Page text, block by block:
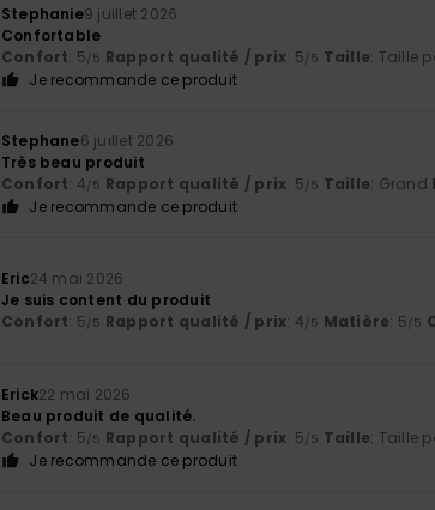
Stephanie9 juillet 2026
Confortable
Confort: 5/5 Rapport qualité / prix: 5/5 Taille: Taille
Je recommande ce produit
Stephane6 juillet 2026
Très beau produit
Confort: 4/5 Rapport qualité / prix: 5/5 Taille: Grand
Je recommande ce produit
Eric24 mai 2026
Je suis content du produit
Confort: 5/5 Rapport qualité / prix: 4/5 Matière: 5/5
Erick22 mai 2026
Beau produit de qualité.
Confort: 5/5 Rapport qualité / prix: 5/5 Taille: Taille
Je recommande ce produit